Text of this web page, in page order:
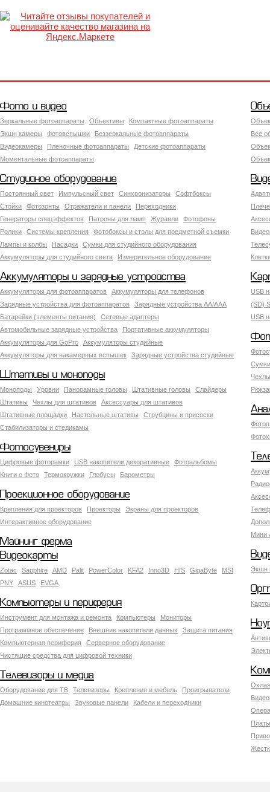
Фото и видео
Зеркальные фотоаппараты Объективы
Компактные фотоаппараты
Экшн камеры
Фотовспышки
Беззеркальные фотоаппараты
Видеокамеры
Пленочные фотоаппараты
Детские фотоаппараты
Моментальные фотоаппараты
Все
Студийное оборудование
Постоянный свет Импульсный свет Синхронизаторы
Софтбоксы
Стойки
Фотозонты Отражатели и панели
Переходники
Генераторы спецэффектов
Патроны для ламп Журавли
Фотофоны
Ролики
Системы крепления
Фотобоксы и столы для предметной съемки
Лампы и колбы
Насадки
Сумки для студийного оборудования
Аккумуляторы для студийного света
Измерительное оборудование
Аккумуляторы и зарядные устройства
Аккумуляторы для фотоаппаратов
Аккумуляторы для телефонов
Зарядные устройства для фотоаппаратов
Зарядные устройства AA/AAA
Батарейки (элементы питания)
Сетевые адаптеры
Автомобильные зарядные устройства
Портативные аккумуляторы
Аккумуляторы для GoPro
Аккумуляторы студийные
Аккумуляторы для накамерных вспышек
Зарядные устройства студийные
USB
(SD)
USB
Штативы и моноподы
Моноподы Уровни Панорамные головы Штативные головы
Слайдеры
Штативы
Чехлы для штативов
Аксессуары для штативов
Штативные площадки
Настольные штативы
Струбцины и присоски
Стабилизаторы и стедикамы
Фотосувениры
Цифровые фоторамки USB накопители декоративные
Фотоальбомы
Книги о Фото
Термокружки Глобусы Барометры
Мини
Проекционное оборудование
Крепления для проекторов Проекторы
Экраны для проекторов
Интерактивное оборудование
Майнинг ферма
Экшн
Видеокарты
Zotac Sapphire AMD Palit PowerColor KFA2 Inno3D HIS GigaByte
MSI
PNY
ASUS EVGA
Компьютеры и периферия
Инструмент для монтажа и ремонта Компьютеры
Мониторы
Программное обеспечение
Внешние накопители данных
Защита питания
Компьютерная периферия
Серверное оборудование
Чистящие средства для цифровой техники
Телевизоры и медиа
Оборудование для ТВ Телевизоры Крепления и мебель
Проигрыватели
Домашние кинотеатры
Звуковые панели Кабели и переходники